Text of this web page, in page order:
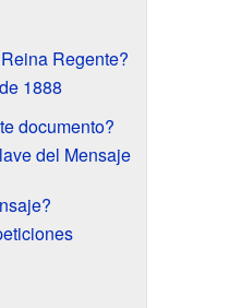
Regente?
1888
documento?
del Mensaje